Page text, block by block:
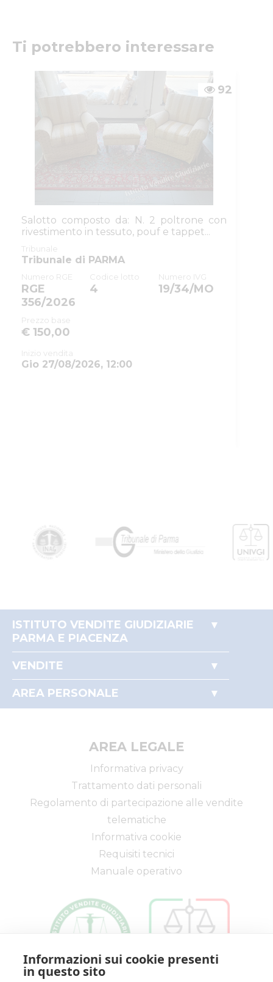
Custode
isvegi@ivgparma.it
Ti potrebbero interessare
92
Salotto composto da: N. 2 poltrone con
rivestimento in tessuto, pouf e tappet...
Tribunale
Tribunale di PARMA
Numero RGE
RGE
356/2026
Codice lotto
4
Numero IVG
19/34/MO
Prezzo base
€ 150,00
Inizio vendita
Gio 27/08/2026, 12:00
ISTITUTO VENDITE GIUDIZIARIE
PARMA E PIACENZA
Perché comprare all'asta
Partecipare alle aste
VENDITE
Beni mobili
AREA PERSONALE
Il mio profilo
AREA LEGALE
Informativa privacy
Trattamento dati personali
Regolamento di partecipazione alle vendite
telematiche
Informativa cookie
Requisiti tecnici
Manuale operativo
Informazioni sui cookie presenti
in questo sito